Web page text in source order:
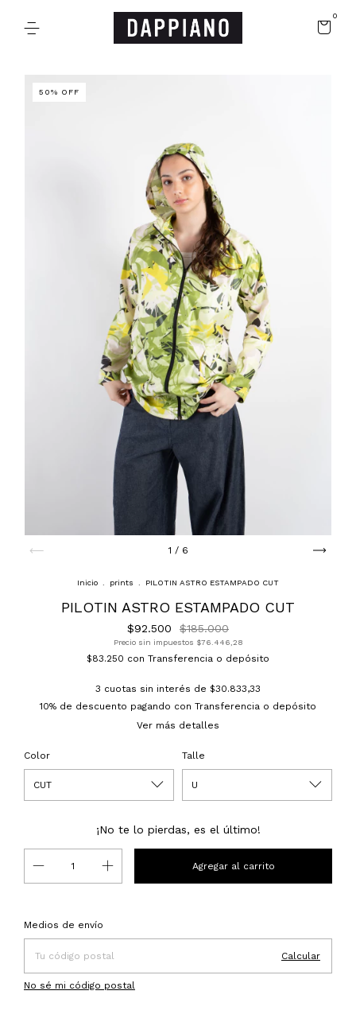
0
50% OFF
1 / 6
Inicio prints PILOTIN ASTRO ESTAMPADO CUT
PILOTIN ASTRO ESTAMPADO CUT
$92.500 $185.000
Precio sin impuestos $76.446,28
$83.250 con Transferencia o depósito
3 cuotas sin interés de $30.833,33
10% de descuento pagando con Transferencia o depósito
Ver más detalles
Color Talle
¡No te lo pierdas, es el último!
Entregas para el CP:
Medios de envío
Calcular
No sé mi código postal